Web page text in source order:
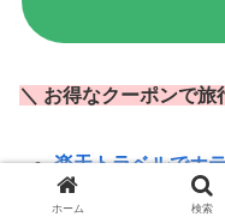
＼ お得なクーポンで旅
楽天トラベルでホ
ンを見てみる
ホーム 検索